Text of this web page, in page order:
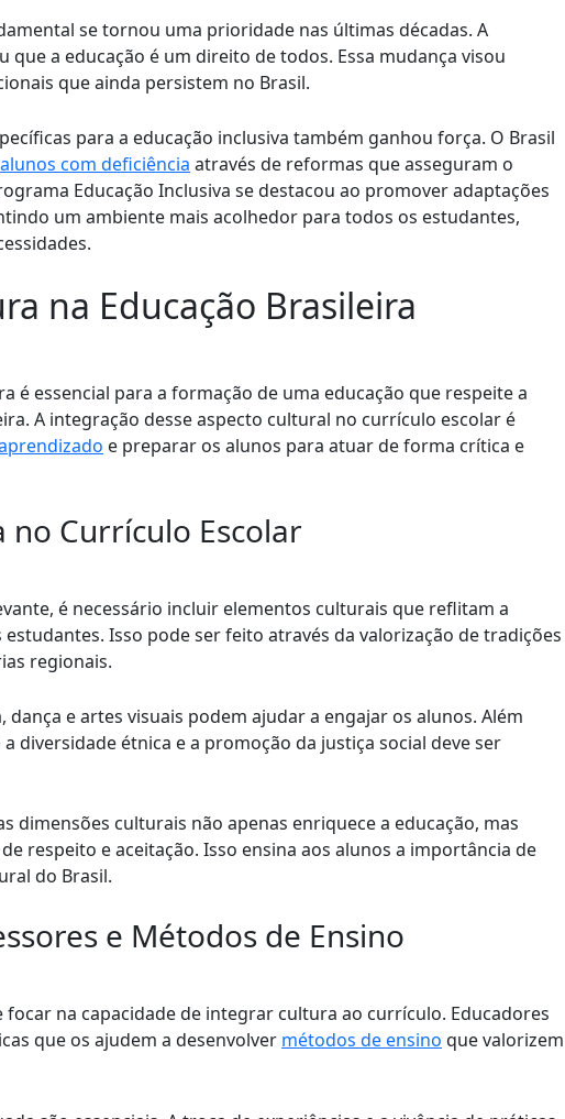
se tornou uma prioridade nas últimas décadas. A
que a educação é um direito de todos. Essa mudança visou
que ainda persistem no Brasil.
para a educação inclusiva também ganhou força. O Brasil
alunos com deficiência através de reformas que asseguram o
Educação Inclusiva se destacou ao promover adaptações
um ambiente mais acolhedor para todos os estudantes,
na Educação Brasileira
é essencial para a formação de uma educação que respeite a
A integração desse aspecto cultural no currículo escolar é
e preparar os alunos para atuar de forma crítica e
Currículo Escolar
é necessário incluir elementos culturais que reflitam a
Isso pode ser feito através da valorização de tradições
regionais.
dança e artes visuais podem ajudar a engajar os alunos. Além
diversidade étnica e a promoção da justiça social deve ser
dimensões culturais não apenas enriquece a educação, mas
respeito e aceitação. Isso ensina aos alunos a importância de
do Brasil.
e Métodos de Ensino
na capacidade de integrar cultura ao currículo. Educadores
que os ajudem a desenvolver métodos de ensino que valorizem